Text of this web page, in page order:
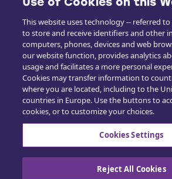
Contractor Pro
Emission Estimacs
Brukerstøtte
Opplæring
Use of Cookies on this
This website uses technology -- referred to
to store and receive identifiers and other
computers, phones, devices and web
our website function, provides analytics
usage and facilitates a more personal
Cookies may transfer information to
where you are located, including to the
countries in Europe. Use the buttons to
cookies, or to customize your choices.
Cookies Settings
Reject All Cookies